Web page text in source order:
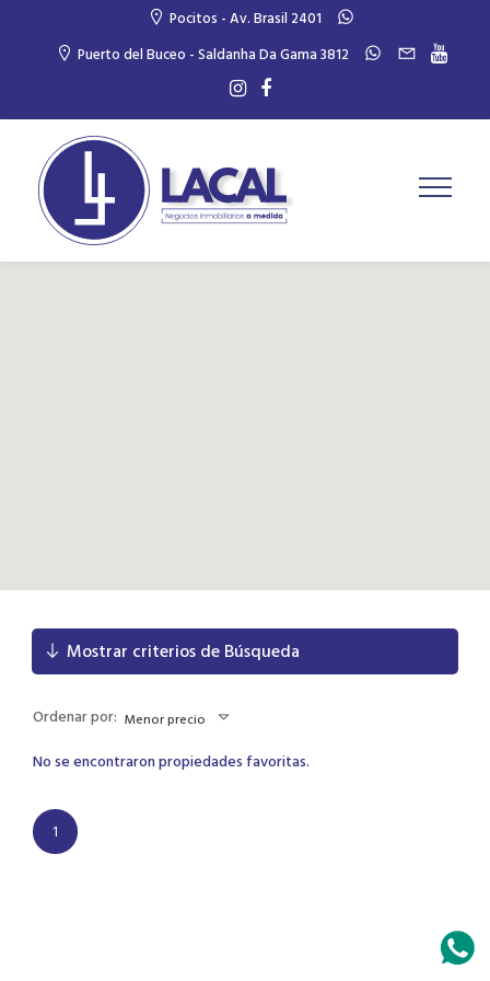
Pocitos - Av. Brasil 2401
Puerto del Buceo - Saldanha Da Gama 3812
Mostrar criterios de Búsqueda
Ordenar por: Menor precio
No se encontraron propiedades favoritas.
1